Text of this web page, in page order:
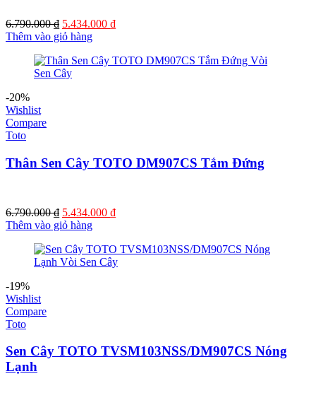
6.790.000₫ Giá
gốc
6.790.000 ₫.
5.434.000 ₫Giá
là:
Thêm vào giỏ hàng
-20%
Wishlist
Compare
Toto
Thân Sen Cây TOTO DM907CS Tắm Đứng
6.790.000₫ Giá
gốc
6.790.000 ₫.
5.434.000 ₫Giá
là:
5.434.000 ₫.
Thêm vào giỏ hàng
-19%
Wishlist
Compare
Toto
Sen Cây TOTO TVSM103NSS/DM907CS Nóng
Lạnh